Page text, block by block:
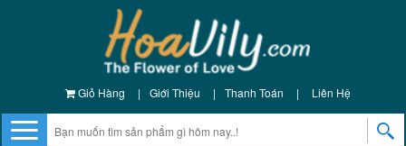
Giỏ Hàng | Giới Thiệu | Thanh Toán | Liên Hệ